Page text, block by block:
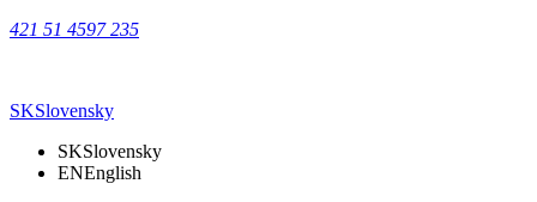
421 51 4597 235
SKSlovensky
SKSlovensky
ENEnglish